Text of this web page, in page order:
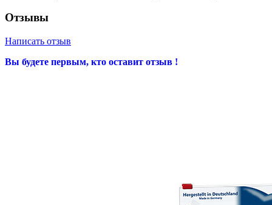
Отзывы
Написать отзыв
Вы будете первым, кто оставит отзыв !